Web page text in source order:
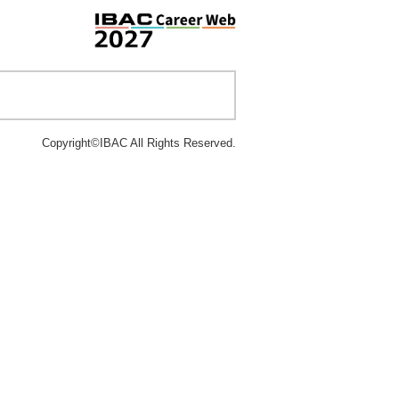
Copyright©IBAC All Rights Reserved.